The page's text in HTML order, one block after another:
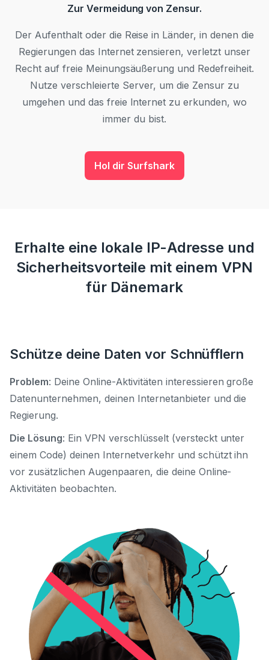
Zur Vermeidung von Zensur.
Der Aufenthalt oder die Reise in Länder, in denen die
Regierungen das Internet zensieren, verletzt unser
Recht auf freie Meinungsäußerung und Redefreiheit.
Nutze verschleierte Server, um die Zensur zu
umgehen und das freie Internet zu erkunden, wo
immer du bist.
Hol dir Surfshark
Erhalte eine lokale IP-Adresse und
Sicherheitsvorteile mit einem VPN
für Dänemark
Schütze deine Daten vor Schnüfflern
Problem: Deine Online-Aktivitäten interessieren große
Datenunternehmen, deinen Internetanbieter und die
Regierung.
Die Lösung: Ein VPN verschlüsselt (versteckt unter
einem Code) deinen Internetverkehr und schützt ihn
vor zusätzlichen Augenpaaren, die deine Online-
Aktivitäten beobachten.